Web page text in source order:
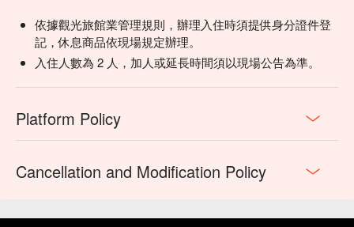
依據觀光旅館業管理規則，辦理入住時須提供身分證件登
記，休息商品依現場規定辦理。
入住人數為 2 人，加人或延長時間須以現場公告為準。
Platform Policy
Cancellation and Modification Policy